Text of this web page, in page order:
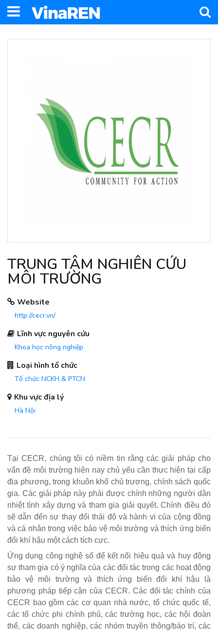
TRUNG TÂM NGHIÊN CỨU
MÔI TRƯỜNG
Website
http://cecr.vn/
Lĩnh vực nguyên cứu
Khoa học nông nghiệp
Loại hình tổ chức
Tổ chức NCKH & PTCN
Khu vực địa lý
Hà Nội
Tại CECR, chúng tôi có niềm tin rằng các giải pháp cho
vấn đề môi trường hiện nay chủ yếu cần thực hiện tại cấp
địa phương, trong khuôn khổ chủ trương, chính sách quốc
gia. Các giải pháp này phải được chính những người dân
nhiệt tình xây dựng và tham gia giải quyết. Chính điều đó
sẽ dẫn đến sự thay đổi thái độ và hành vi của cộng đồng
và cá nhân trong việc bảo vệ môi trường và thích ứng biến
đổi khí hậu một cách tích cực.
Ứng dụng công nghệ số để kết nối hiệu quả và huy động
sự tham gia có ý nghĩa của các đối tác trong các hoạt động
bảo vệ môi trường và thích ứng biến đổi khí hậu là
phương pháp tiếp cận của CECR. Các đối tác chính của
CECR bao gồm các cơ quan nhà nước, tổ chức quốc tế,
các tổ chức phi chính phủ, các trường học, các hội đoàn
thể, các doanh nghiệp, các nhóm truyền thông/báo trí, các